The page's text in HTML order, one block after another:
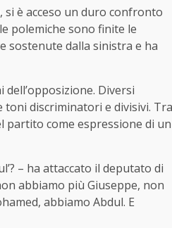
, si è acceso un duro confronto
polemiche sono finite le
sostenute dalla sinistra e ha
Diversi
discriminatori e divisivi. Tra
partito come espressione di un
– ha attaccato il deputato di
abbiamo più Giuseppe, non
abbiamo Abdul. E